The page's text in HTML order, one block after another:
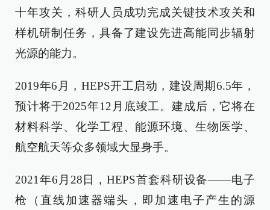
十年攻关，科研人员成功完成关键技术攻关和
样机研制任务，具备了建设先进高能同步辐射
光源的能力。
2019年6月，HEPS开工启动，建设周期6.5年，
预计将于2025年12月底竣工。建成后，它将在
材料科学、化学工程、能源环境、生物医学、
航空航天等众多领域大显身手。
2021年6月28日，HEPS首套科研设备——电子
枪（直线加速器端头，即加速电子产生的源